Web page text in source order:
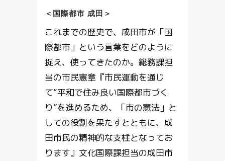
＜国際都市 成田＞
これまでの歴史で、成田市が「国
際都市」という言葉をどのように
捉え、使ってきたのか。総務課担
当の市民憲章『市民運動を通じ
て“平和で住み良い国際都市づく
り”を進めるため、「市の憲法」と
しての役割を果たすとともに、成
田市民の精神的な支柱となってお
ります』文化国際課担当の成田市